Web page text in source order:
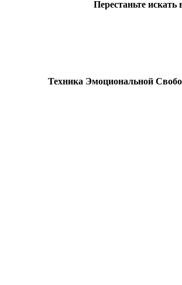
Перестаньте
Техника Эмоциональной